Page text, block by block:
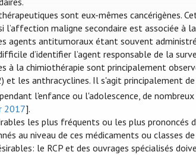
sont eux-mêmes cancérigènes.
l’affection maligne secondaire est associée à
agents antitumoraux étant souvent
d’identifier l’agent responsable de la
à la chimiothérapie sont principalement
et les anthracyclines. Il s'agit principalement
l'enfance ou l'adolescence, de
2017].
les plus fréquents ou les plus prononcés
au niveau de ces médicaments ou classes
le RCP et des ouvrages spécialisés